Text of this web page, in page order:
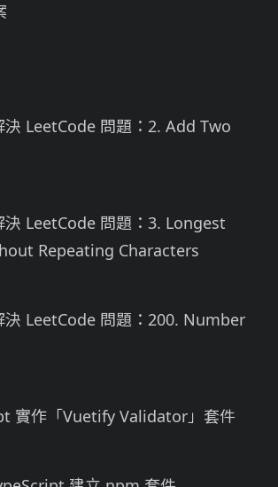
LeetCode 問題：2. Add Two
LeetCode 問題：3. Longest
Repeating Characters
LeetCode 問題：200. Number
實作「Vuetify Validator」套件